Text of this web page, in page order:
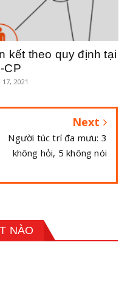
kết theo quy định tại
CP
2021
Next
Người túc trí đa mưu: 3
không hỏi, 5 không nói
NÀO